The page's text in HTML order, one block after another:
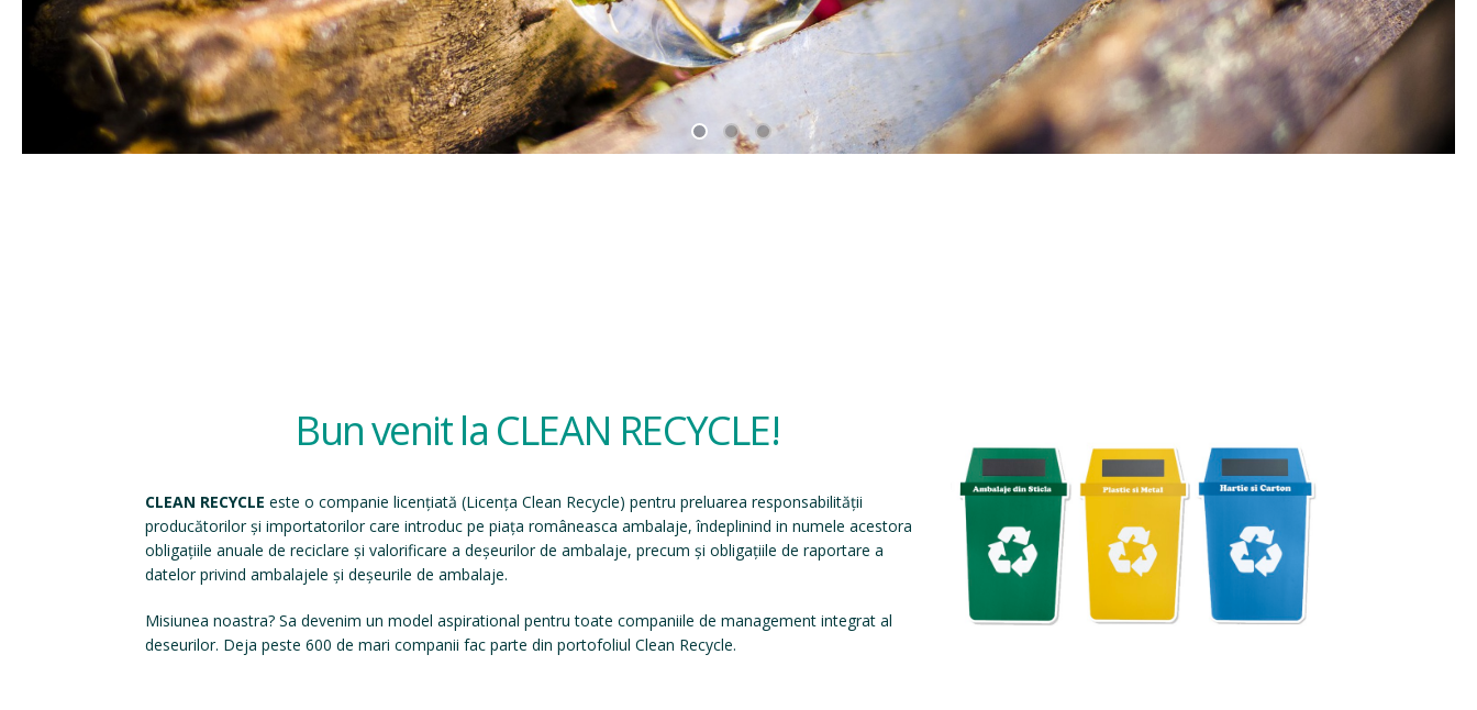
Bun venit la CLEAN RECYCLE!
CLEAN RECYCLE este o companie licențiată (Licența Clean Recycle) pentru preluarea responsabilității
producătorilor și importatorilor care introduc pe piața româneasca ambalaje, îndeplinind in numele acestora
obligațiile anuale de reciclare și valorificare a deșeurilor de ambalaje, precum și obligațiile de raportare a
datelor privind ambalajele și deșeurile de ambalaje.
Misiunea noastra? Sa devenim un model aspirational pentru toate companiile de management integrat al
deseurilor. Deja peste 600 de mari companii fac parte din portofoliul Clean Recycle.